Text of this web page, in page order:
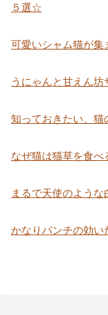
５選☆
可愛いシャム猫が
うにゃんと甘えん
知っておきたい、
なぜ猫は猫草を食
まるで天使のよう
かなりパンチの効い